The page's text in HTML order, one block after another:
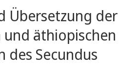
Übersetzung der
und äthiopischen
des Se­cundus